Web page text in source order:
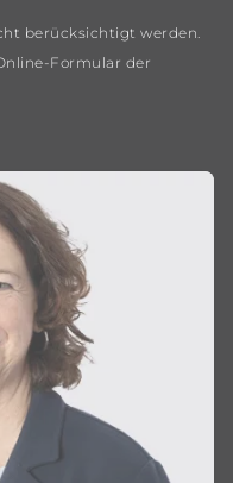
berücksichtigt werden.
Formular der